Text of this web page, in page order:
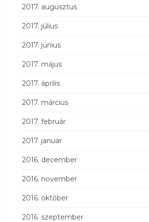
2017. augusztus
2017. július
2017. június
2017. május
2017. április
2017. március
2017. február
2017. január
2016. december
2016. november
2016. október
2016. szeptember